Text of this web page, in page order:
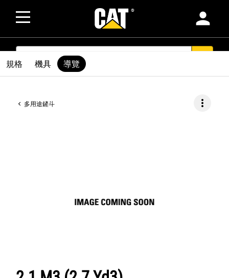
person
SEARCH
多用途鏟斗 more_vert
規格 機具 導覽